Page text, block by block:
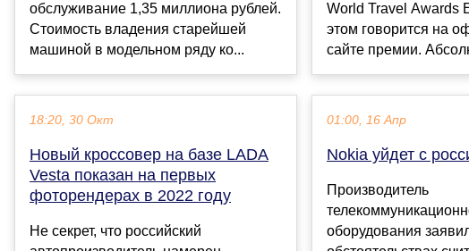
обслуживание 1,35 миллиона рублей.
Стоимость владения старейшей
машиной в модельном ряду ко...
18:20, 30 Окт
Новый кроссовер на базе LADA
Vesta показан на первых
фоторендерах в 2022 году
Не секрет, что российский
World Travel Awards
этом говорится на
сайте премии.
01:00, 16 Апр
Nokia уйдет с
Производитель
оборудования